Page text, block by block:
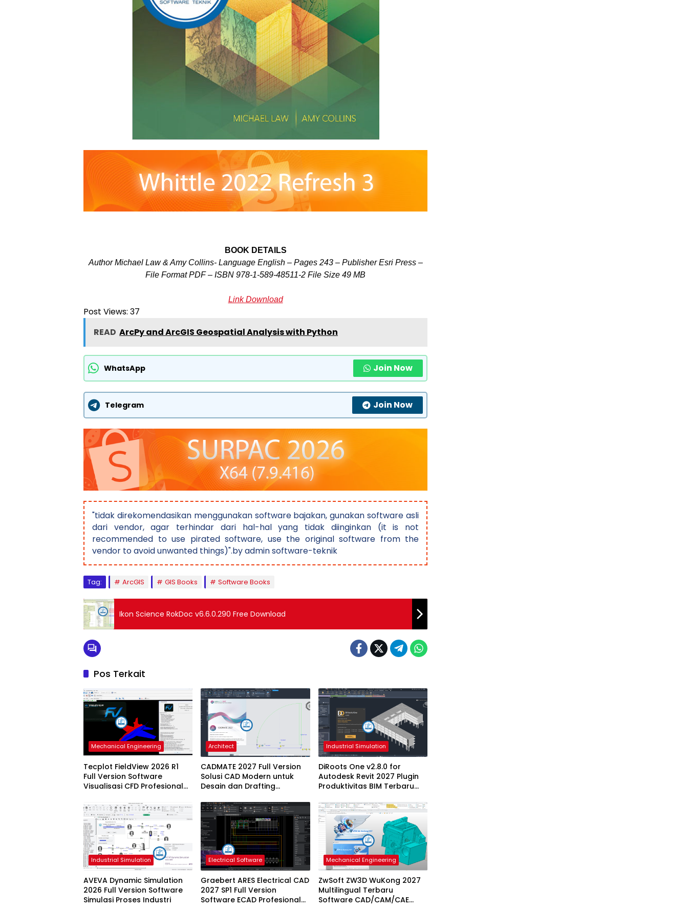
BOOK DETAILS
Author Michael Law & Amy Collins- Language English – Pages 243 – Publisher Esri Press –
File Format PDF – ISBN 978-1-589-48511-2 File Size 49 MB
Link Download
Post Views: 37
READ ArcPy and ArcGIS Geospatial Analysis with Python
WhatsApp Join Now
Telegram Join Now
"tidak direkomendasikan menggunakan software bajakan, gunakan software asli
dari vendor, agar terhindar dari hal-hal yang tidak diinginkan (it is not
recommended to use pirated software, use the original software from the
vendor to avoid unwanted things)".by admin software-teknik
Tag: ArcGIS GIS Books Software Books
Ikon Science RokDoc v6.6.0.290 Free Download
Pos Terkait
Mechanical Engineering
Tecplot FieldView 2026 R1
Full Version Software
Visualisasi CFD Profesional
Architect
CADMATE 2027 Full Version
Solusi CAD Modern untuk
Desain dan Drafting
Industrial Simulation
DiRoots One v2.8.0 for
Autodesk Revit 2027 Plugin
Produktivitas BIM Terbaru
2027
Industrial Simulation
AVEVA Dynamic Simulation
2026 Full Version Software
Simulasi Proses Industri
Electrical Software
Graebert ARES Electrical CAD
2027 SP1 Full Version
Software ECAD Profesional
Mechanical Engineering
ZwSoft ZW3D WuKong 2027
Multilingual Terbaru
Software CAD/CAM/CAE